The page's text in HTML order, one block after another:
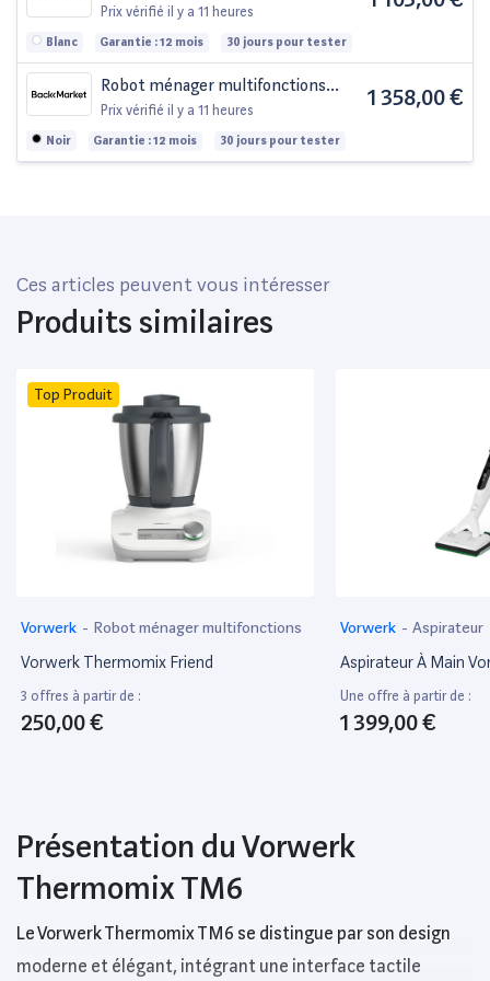
Prix vérifié il y a 11 heures
Blanc Garantie : 12 mois 30 jours pour tester
Robot ménager multifonctions
Vorwerk Thermomix TM6 2,2000L
- Noir
Prix vérifié il y a 11 heures 1 358,00 €
Noir Garantie : 12 mois 30 jours pour tester
Ces articles peuvent vous intéresser
Produits similaires
Top Produit
Vorwerk - Robot ménager multifonctions
Vorwerk Thermomix Friend
3 offres à partir de :
250,00 €
Vorwerk - Aspirateur
Aspirateur À Main
Une offre à partir de :
1 399,00 €
Présentation du Vorwerk
Thermomix TM6
Le Vorwerk Thermomix TM6 se distingue par son design
moderne et élégant, intégrant une interface tactile